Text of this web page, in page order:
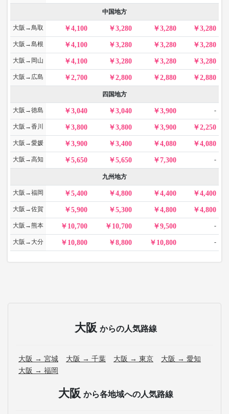
中国地方
大阪→鳥取 4,100 3,280 3,280 3,280
大阪→島根 4,100 3,280 3,280 3,280
大阪→岡山 4,100 3,280 3,280 3,280
大阪→広島 2,700 2,800 2,880 2,880
四国地方
大阪→徳島 3,040 3,040 3,900 -
大阪→香川 3,800 3,800 3,900 2,250
大阪→愛媛 3,900 3,400 4,080 4,080
大阪→高知 5,650 5,650 7,300 -
九州地方
大阪→福岡 5,400 4,800 4,400 4,400
大阪→佐賀 5,900 5,300 4,800 4,800
大阪→熊本 10,700 10,700 9,500 -
大阪→大分 10,800 8,800 10,800 -
大阪 からの人気路線
大阪 → 宮城 大阪 → 千葉 大阪 → 東京
大阪 → 愛知
大阪 → 福岡
大阪 から各地域への人気路線